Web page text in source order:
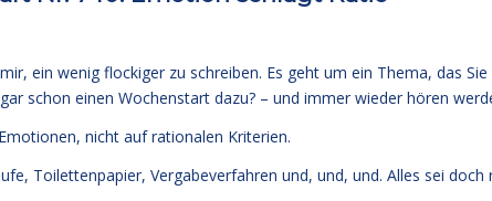
ein wenig flockiger zu schreiben. Es geht um ein Thema, das
schon einen Wochenstart dazu? – und immer wieder hören
nicht auf rationalen Kriterien.
Toilettenpapier, Vergabeverfahren und, und, und. Alles sei doch